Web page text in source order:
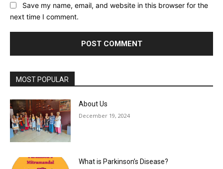
Save my name, email, and website in this browser for the
next time I comment.
MOST POPULAR
About Us
December 19, 2024
What is Parkinson’s Disease?